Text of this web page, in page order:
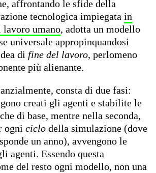
affrontando le sfide della
tecnologica impiegata in
lavoro umano, adotta un modello
universale appropinquandosi
di fine del lavoro, perlomeno
più alienante.
consta di due fasi:
creati gli agenti e stabilite le
di base, mentre nella seconda,
ogni ciclo della simulazione (dove
un anno), avvengono le
agenti. Essendo questa
del resto ogni modello, non una